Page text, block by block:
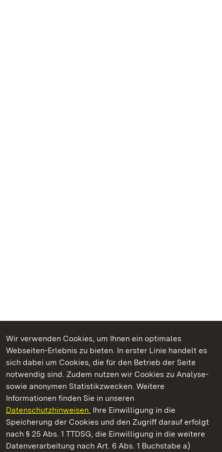
Wir verwenden Cookies, um Ihnen ein optimales
Webseiten-Erlebnis zu bieten. In erster Linie handelt es
sich dabei um Cookies, die für den Betrieb der Seite
notwendig sind. Zudem nutzen wir Cookies zu Analyse-
sowie anonymen Statistikzwecken. Weitere
Informationen finden Sie in unseren
Datenschutzhinweisen. Ihre Einwilligung in die
Speicherung der Cookies und den Zugriff darauf erfolgt
nach § 25 Abs. 1 TTDSG, die Einwilligung in die weitere
Datenverarbeitung nach Art. 6 Abs. 1 Buchstabe a)
Kommen. Staunen. Genießen.
Staatliche Schlösser und Gärten Baden‑Württemberg
Staatliche Schlösser und Gärten Baden-Württemberg